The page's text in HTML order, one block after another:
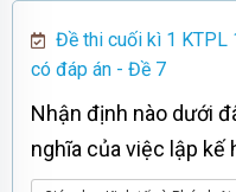
Đề thi cuối kì 1 KTPL
có đáp án - Đề 7
Nhận định nào dưới
nghĩa của việc lập kế